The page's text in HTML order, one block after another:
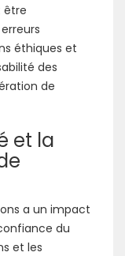
être
éthiques et
des
de
et la
a un impact
du
et les